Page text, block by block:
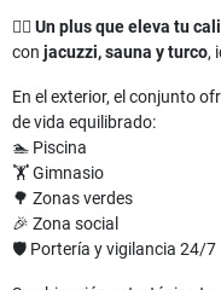
💆‍♂️ Un plus que eleva tu
con jacuzzi, sauna y turco,
En el exterior, el conjunto
de vida equilibrado:
🏊 Piscina
🏋️ Gimnasio
🌳 Zonas verdes
🎉 Zona social
🛡️ Portería y vigilancia 24/7